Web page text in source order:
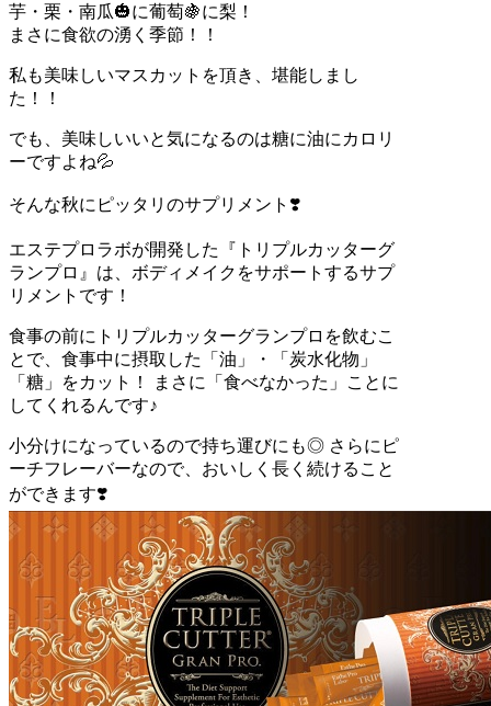
芋・栗・南瓜🎃に葡萄🍇に梨！
まさに食欲の湧く季節！！
私も美味しいマスカットを頂き、堪能しまし
た！！
でも、美味しいいと気になるのは糖に油にカロリ
ーですよね💦
そんな秋にピッタリのサプリメント❣️
エステプロラボが開発した『トリプルカッターグ
ランプロ』は、ボディメイクをサポートするサプ
リメントです！
食事の前にトリプルカッターグランプロを飲むこ
とで、食事中に摂取した「油」・「炭水化物」
「糖」をカット！ まさに「食べなかった」ことに
してくれるんです♪
小分けになっているので持ち運びにも◎ さらにピ
ーチフレーバーなので、おいしく長く続けること
ができます❣️